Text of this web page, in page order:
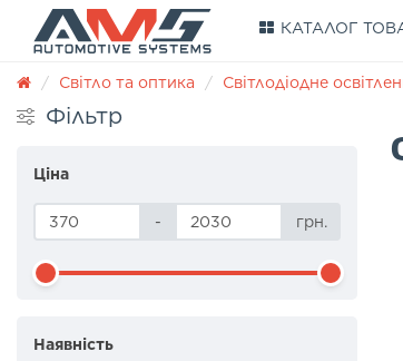
КАТАЛОГ
Світло та оптика Світлодіодне
Фільтр
Ціна
- грн.
Наявність